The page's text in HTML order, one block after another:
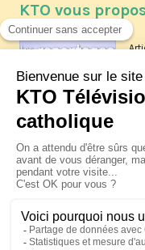
KTO vous
Le